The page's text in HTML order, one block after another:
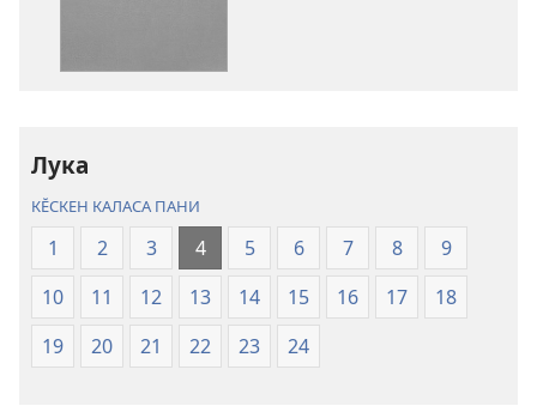
Лука
КӖСКЕН КАЛАСА ПАНИ
1 2 3 4 5 6 7 8
9
10
11 12 13 14 15 16 17
18
19
20 21 22 23 24